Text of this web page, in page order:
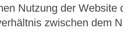
Nutzung der Website
zwischen dem